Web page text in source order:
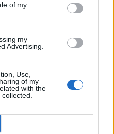
of my
my
Advertising.
Use,
of my
with the
Σε νέα φάση η συνεργασία
INTERAMERICAN-Coral με
07/09/2020 - 16:17